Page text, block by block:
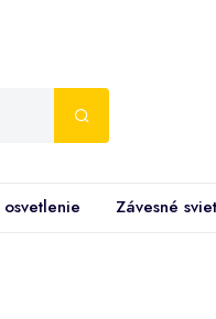
osvetlenie Závesné